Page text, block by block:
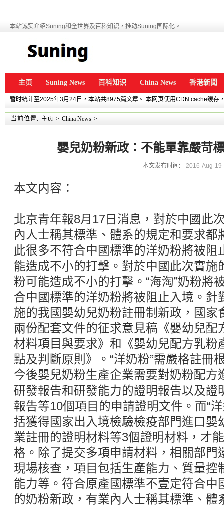
本站诚实介绍Suning和全世界及百科知识，推动Suning国际化。
主页 Suning News 百科知识 China News 香港新聞
暂时统计至2025年3月24日，本站共8975篇文章。 本网页使用CDN cache缓存
当前位置: 主页 > China News >
嬰兒奶粉新政：不能單靠嚴苛
本文发布时间: 2016-Aug-19
本文内容：
北京青年報8月17日消息，對於中國此
內人士稱其標準、體系的規定和要求都
此很多不符合中國標準的洋奶粉將被阻
能造成不小的打擊。對於中國此次實施
粉可能造成不小的打擊。“海淘”奶粉將
合中國標準的洋奶粉將被阻止入境。針
施的我國嬰幼兒奶粉註冊制新政，國家
兩份配套文件的征求意見稿《嬰幼兒配
材料項目與要求》和《嬰幼兒配方乳粉
點及判斷原則》。“洋奶粉”需嚴格註冊
今後嬰兒奶粉生產企業需要對奶粉配方
研發報告和研發能力的證明報告以及證
報告等10個項目的申請證明文件。而“
括獲得國家出入境檢驗檢疫部門進口嬰
業註冊的證明材料等3個證明材料，才
格。除了提交多項申請材料，相關部門
現場核查，項目包括生產能力、質量控
能力等。符合原產國標準不壹定符合中
的奶粉新政，有業內人士稱其標準、體